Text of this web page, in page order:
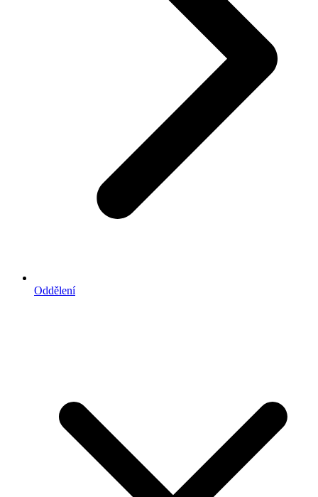
Oddělení